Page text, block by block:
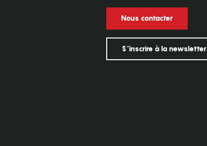
Nous contacter
S'inscrire à la newsletter